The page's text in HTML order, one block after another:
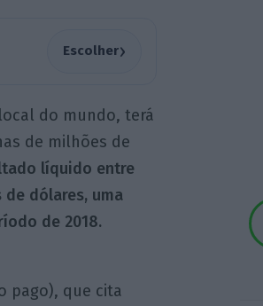
Escolher›
do mundo, terá
de milhões de
líquido entre
dólares, uma
de 2018.
pago), que cita